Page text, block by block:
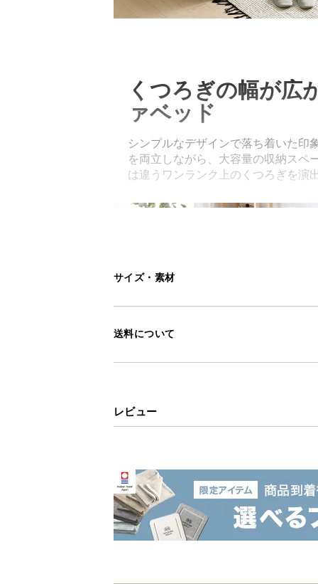
くつろぎの幅が広
ァベッド
シンプルなデザインで落ち着いた印
を両立しながら、大容量の収納スペ
は違うワンランク上のくつろぎを演
< 前へ
サイズ・素材
送料について
レビュー